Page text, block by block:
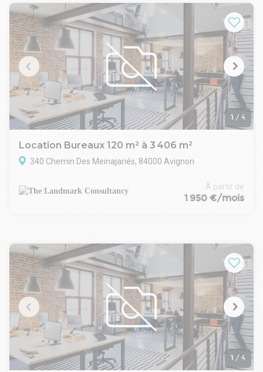
Le site bénéficie d'un bon ratio de places de stationnement
ainsi que d'une excellente accessibilité, au sein d'un pôle
économique attractif regroupant de nombreuses
entreprises.
Une opportunité idéale pour implanter votre activité dans un
environnement professionnel reconnu sur le secteur
d'Avignon.
Si tu veux, je peux aussi te faire :
une version plus commerciale / dynamique
une version plus corporate pour grands comptes
ou une version optimisée SEO Avignon / Agroparc.
1 / 4
Location Bureaux 120 m² à 3 406 m²
340 Chemin Des Meinajariés, 84000 Avignon
À partir de
1 950 €/mois
1 / 4